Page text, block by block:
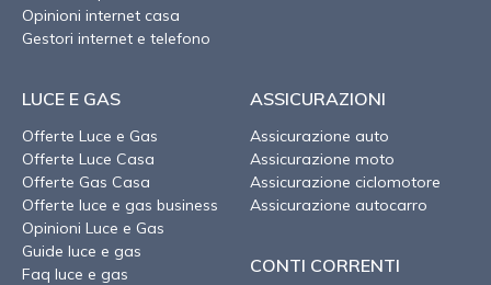
Opinioni internet casa
Gestori internet e telefono
LUCE E GAS
Offerte Luce e Gas
Offerte Luce Casa
Offerte Gas Casa
Offerte luce e gas business
Opinioni Luce e Gas
Guide luce e gas
Faq luce e gas
ASSICURAZIONI
Assicurazione auto
Assicurazione moto
Assicurazione ciclomotore
Assicurazione autocarro
CONTI CORRENTI